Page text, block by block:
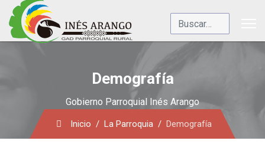
Buscar
Demografía
Gobierno Parroquial Inés Arango
Inicio La Parroquia Demografía